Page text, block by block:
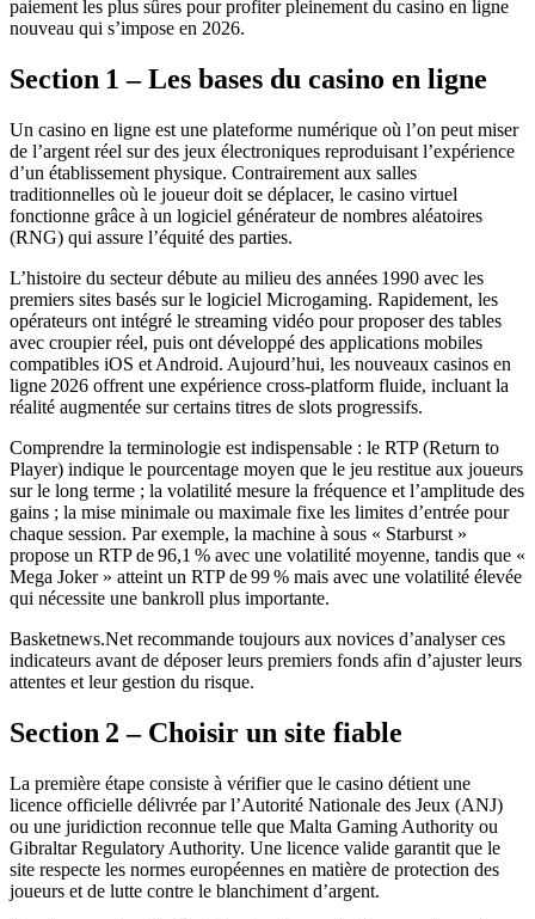
paiement les plus sûres pour profiter pleinement du casino en ligne
nouveau qui s’impose en 2026.
Section 1 – Les bases du casino en ligne
Un casino en ligne est une plateforme numérique où l’on peut miser
de l’argent réel sur des jeux électroniques reproduisant l’expérience
d’un établissement physique. Contrairement aux salles
traditionnelles où le joueur doit se déplacer, le casino virtuel
fonctionne grâce à un logiciel générateur de nombres aléatoires
(RNG) qui assure l’équité des parties.
L’histoire du secteur débute au milieu des années 1990 avec les
premiers sites basés sur le logiciel Microgaming. Rapidement, les
opérateurs ont intégré le streaming vidéo pour proposer des tables
avec croupier réel, puis ont développé des applications mobiles
compatibles iOS et Android. Aujourd’hui, les nouveaux casinos en
ligne 2026 offrent une expérience cross‑platform fluide, incluant la
réalité augmentée sur certains titres de slots progressifs.
Comprendre la terminologie est indispensable : le RTP (Return to
Player) indique le pourcentage moyen que le jeu restitue aux joueurs
sur le long terme ; la volatilité mesure la fréquence et l’amplitude des
gains ; la mise minimale ou maximale fixe les limites d’entrée pour
chaque session. Par exemple, la machine à sous « Starburst »
propose un RTP de 96,1 % avec une volatilité moyenne, tandis que «
Mega Joker » atteint un RTP de 99 % mais avec une volatilité élevée
qui nécessite une bankroll plus importante.
Basketnews.Net recommande toujours aux novices d’analyser ces
indicateurs avant de déposer leurs premiers fonds afin d’ajuster leurs
attentes et leur gestion du risque.
Section 2 – Choisir un site fiable
La première étape consiste à vérifier que le casino détient une
licence officielle délivrée par l’Autorité Nationale des Jeux (ANJ)
ou une juridiction reconnue telle que Malta Gaming Authority ou
Gibraltar Regulatory Authority. Une licence valide garantit que le
site respecte les normes européennes en matière de protection des
joueurs et de lutte contre le blanchiment d’argent.